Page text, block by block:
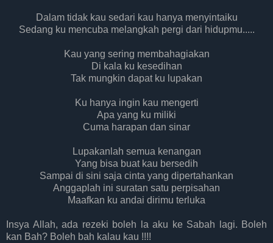
Dalam tidak kau sedari kau hanya menyintaiku
Sedang ku mencuba melangkah pergi dari hidupmu.....
Kau yang sering membahagiakan
Di kala ku kesedihan
Tak mungkin dapat ku lupakan
Ku hanya ingin kau mengerti
Apa yang ku miliki
Cuma harapan dan sinar
Lupakanlah semua kenangan
Yang bisa buat kau bersedih
Sampai di sini saja cinta yang dipertahankan
Anggaplah ini suratan satu perpisahan
Maafkan ku andai dirimu terluka
Insya Allah, ada rezeki boleh la aku ke Sabah lagi. Boleh
kan Bah? Boleh bah kalau kau !!!!